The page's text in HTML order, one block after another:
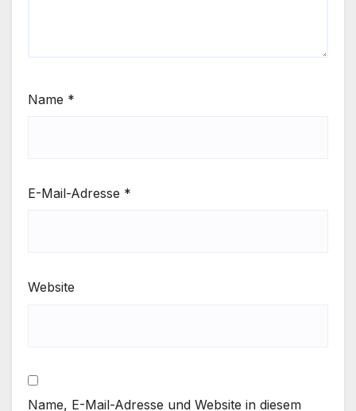
Name *
E-Mail-Adresse *
Website
Name, E-Mail-Adresse und Website in diesem